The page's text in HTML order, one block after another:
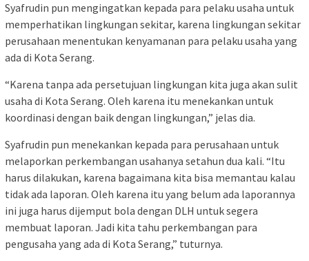
Syafrudin pun mengingatkan kepada para pelaku usaha untuk
memperhatikan lingkungan sekitar, karena lingkungan sekitar
perusahaan menentukan kenyamanan para pelaku usaha yang
ada di Kota Serang.
“Karena tanpa ada persetujuan lingkungan kita juga akan sulit
usaha di Kota Serang. Oleh karena itu menekankan untuk
koordinasi dengan baik dengan lingkungan,” jelas dia.
Syafrudin pun menekankan kepada para perusahaan untuk
melaporkan perkembangan usahanya setahun dua kali. “Itu
harus dilakukan, karena bagaimana kita bisa memantau kalau
tidak ada laporan. Oleh karena itu yang belum ada laporannya
ini juga harus dijemput bola dengan DLH untuk segera
membuat laporan. Jadi kita tahu perkembangan para
pengusaha yang ada di Kota Serang,” tuturnya.